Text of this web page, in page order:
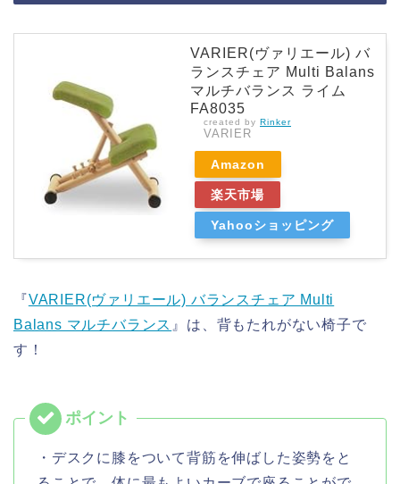
VARIER(ヴァリエール) バ
ランスチェア Multi Balans
マルチバランス ライム
FA8035
created by Rinker
VARIER
Amazon
楽天市場
Yahooショッピング
『VARIER(ヴァリエール) バランスチェア Multi
Balans マルチバランス 』は、背もたれがない椅子で
す！
・デスクに膝をついて背筋を伸ばした姿勢をと